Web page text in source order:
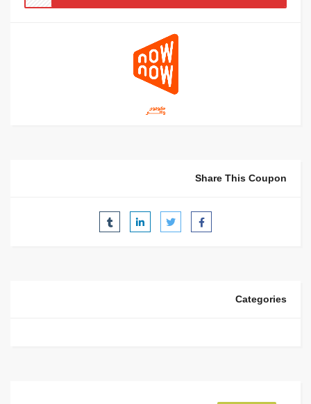
Share This Coupon
Categories